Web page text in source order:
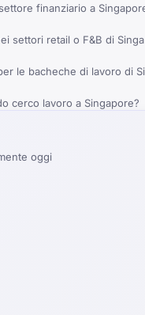
finanziario a
settori retail o F&B di
le bacheche di lavoro di
cerco lavoro a Singapore?
oggi